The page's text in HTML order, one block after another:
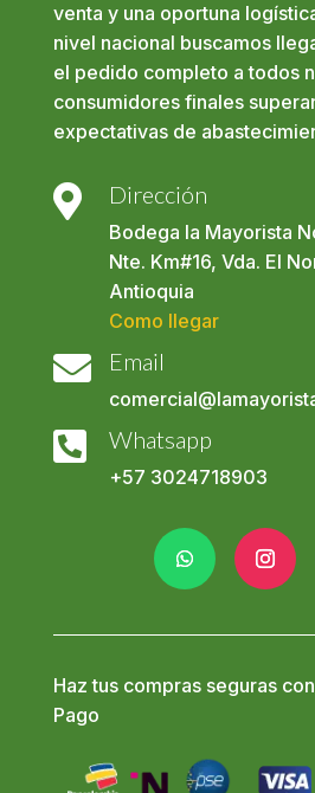
venta y una oportuna
nivel nacional buscamos
el pedido completo a todos
consumidores finales
expectativas de
 Dirección
Bodega la Mayorista
Nte. Km#16, Vda. El
Antioquia
Como llegar
 Email
 Whatsapp
+57 3024718903
Haz tus compras seguras
Pago